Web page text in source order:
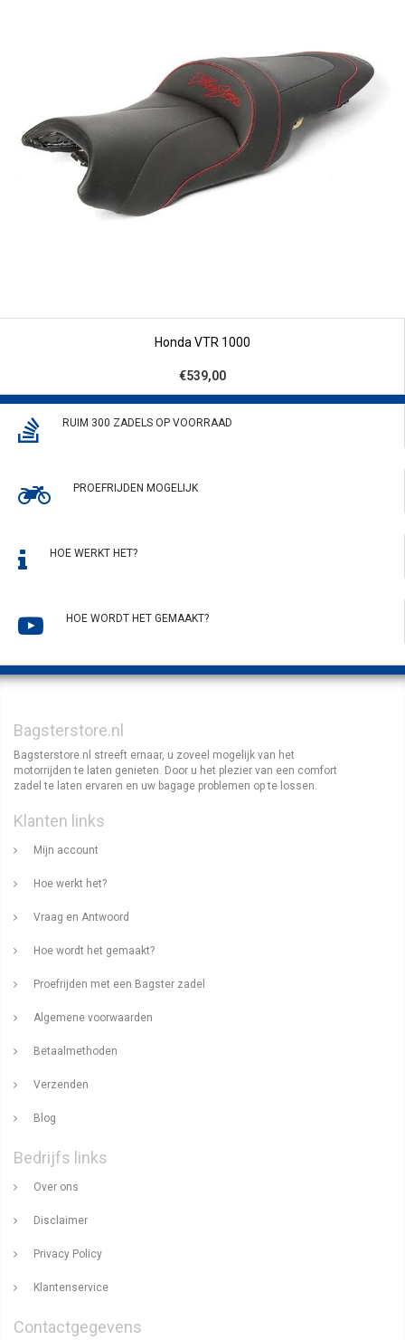
Honda VTR 1000
€539,00
RUIM 300 ZADELS OP VOORRAAD
PROEFRIJDEN MOGELIJK
HOE WERKT HET?
HOE WORDT HET GEMAAKT?
Bagsterstore.nl
Bagsterstore.nl streeft ernaar, u zoveel mogelijk van het
motorrijden te laten genieten. Door u het plezier van een comfort
zadel te laten ervaren en uw bagage problemen op te lossen.
Klanten links
Mijn account
Hoe werkt het?
Vraag en Antwoord
Hoe wordt het gemaakt?
Proefrijden met een Bagster zadel
Algemene voorwaarden
Betaalmethoden
Verzenden
Blog
Bedrijfs links
Over ons
Disclaimer
Privacy Policy
Klantenservice
Contactgegevens